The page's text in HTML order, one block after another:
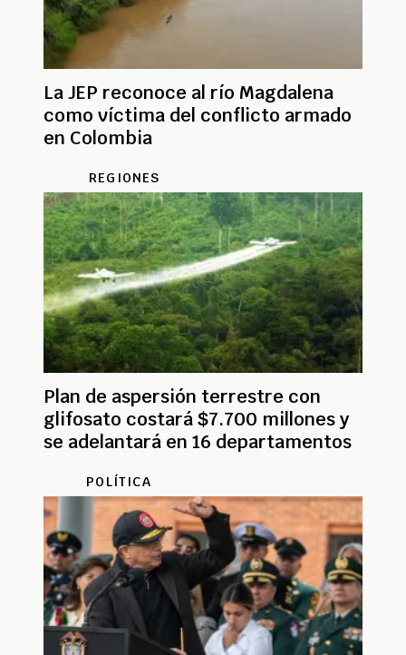
La JEP reconoce al río Magdalena
como víctima del conflicto armado
en Colombia
REGIONES
Plan de aspersión terrestre con
glifosato costará $7.700 millones y
se adelantará en 16 departamentos
POLÍTICA